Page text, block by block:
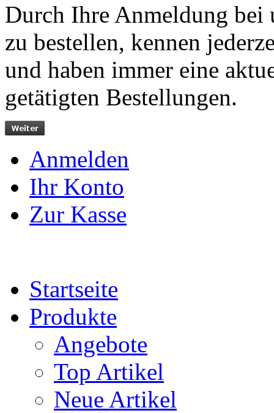
Durch Ihre Anmeldung bei
zu bestellen, kennen
und haben immer eine
getätigten Bestellungen.
Anmelden
Ihr Konto
Zur Kasse
Startseite
Produkte
Angebote
Top Artikel
Neue Artikel